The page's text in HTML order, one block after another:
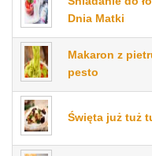
Dnia Matki
Makaron z
pesto
Święta już tuż